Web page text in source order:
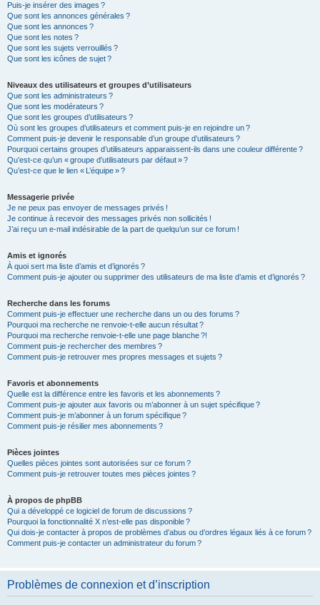
Puis-je insérer des images ?
Que sont les annonces générales ?
Que sont les annonces ?
Que sont les notes ?
Que sont les sujets verrouillés ?
Que sont les icônes de sujet ?
Niveaux des utilisateurs et groupes d’utilisateurs
Que sont les administrateurs ?
Que sont les modérateurs ?
Que sont les groupes d’utilisateurs ?
Où sont les groupes d’utilisateurs et comment puis-je en rejoindre un ?
Comment puis-je devenir le responsable d’un groupe d’utilisateurs ?
Pourquoi certains groupes d’utilisateurs apparaissent-ils dans une couleur différente ?
Qu’est-ce qu’un « groupe d’utilisateurs par défaut » ?
Qu’est-ce que le lien « L’équipe » ?
Messagerie privée
Je ne peux pas envoyer de messages privés !
Je continue à recevoir des messages privés non sollicités !
J’ai reçu un e-mail indésirable de la part de quelqu’un sur ce forum !
Amis et ignorés
À quoi sert ma liste d’amis et d’ignorés ?
Comment puis-je ajouter ou supprimer des utilisateurs de ma liste d’amis et d’ignorés ?
Recherche dans les forums
Comment puis-je effectuer une recherche dans un ou des forums ?
Pourquoi ma recherche ne renvoie-t-elle aucun résultat ?
Pourquoi ma recherche renvoie-t-elle une page blanche ?!
Comment puis-je rechercher des membres ?
Comment puis-je retrouver mes propres messages et sujets ?
Favoris et abonnements
Quelle est la différence entre les favoris et les abonnements ?
Comment puis-je ajouter aux favoris ou m’abonner à un sujet spécifique ?
Comment puis-je m’abonner à un forum spécifique ?
Comment puis-je résilier mes abonnements ?
Pièces jointes
Quelles pièces jointes sont autorisées sur ce forum ?
Comment puis-je retrouver toutes mes pièces jointes ?
À propos de phpBB
Qui a développé ce logiciel de forum de discussions ?
Pourquoi la fonctionnalité X n’est-elle pas disponible ?
Qui dois-je contacter à propos de problèmes d’abus ou d’ordres légaux liés à ce forum ?
Comment puis-je contacter un administrateur du forum ?
Problèmes de connexion et d’inscription